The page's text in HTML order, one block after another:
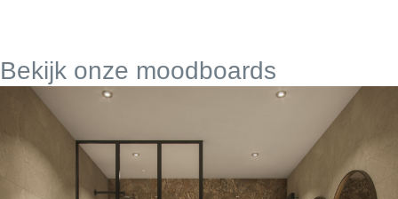
Bekijk onze moodboards